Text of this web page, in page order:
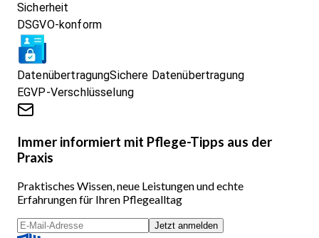
Sicherheit
DSGVO-konform
DatenübertragungSichere Datenübertragung
EGVP-Verschlüsselung
Immer informiert mit Pflege-Tipps aus der
Praxis
Praktisches Wissen, neue Leistungen und echte
Erfahrungen für Ihren Pflegealltag
Jetzt anmelden